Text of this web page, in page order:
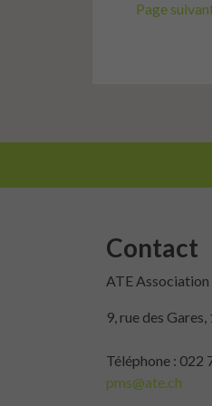
Page
Contact
ATE
9, rue des
Téléphone : 022
pms@ate.ch